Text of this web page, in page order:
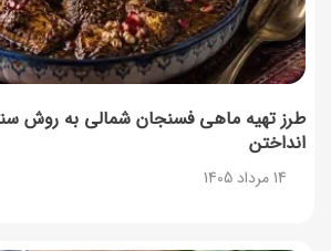
طرز تهیه ماهی فسنجان شمالی به روش
انداختن
14 مرداد 1405